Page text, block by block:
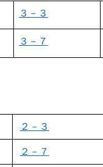
３－３
３－７
２－３
２－７